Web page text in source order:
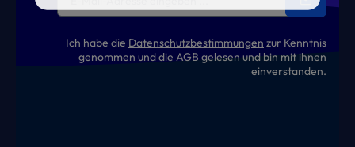
Ich habe die Datenschutzbestimmungen zur Kenntnis
genommen und die AGB gelesen und bin mit ihnen
einverstanden.